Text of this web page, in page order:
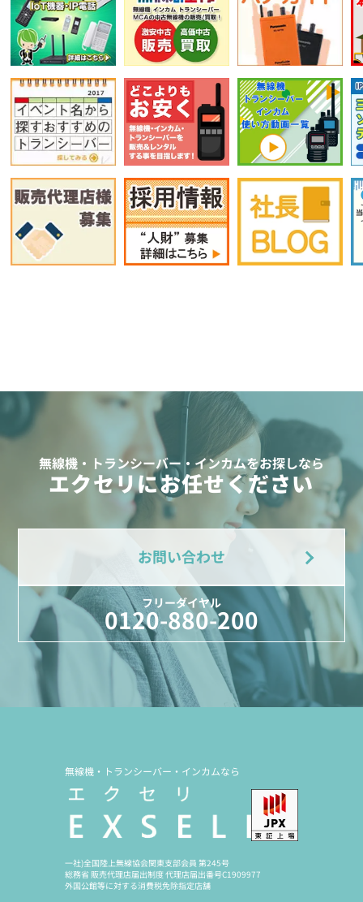
無線機・トランシーバー・インカムをお探しなら
エクセリにお任せください
お問い合わせ
フリーダイヤル
0120-880-200
無線機・トランシーバー・インカムなら
一社)全国陸上無線協会関東支部会員 第245号
総務省 販売代理店届出制度 代理店届出番号C1909977
外国公館等に対する消費税免除指定店舗